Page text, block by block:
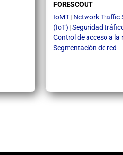
FORESCOUT
IoMT| Network Traffic
(IoT) |Seguridad
Control de acceso a la
Segmentación de red